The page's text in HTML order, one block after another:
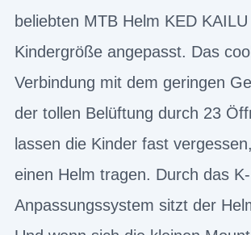
beliebten MTB Helm KED
Kindergröße angepasst. Das
Verbindung mit dem geringen
der tollen Belüftung durch 23
lassen die Kinder fast
einen Helm tragen. Durch das
Anpassungssystem sitzt der